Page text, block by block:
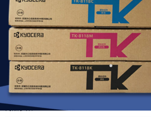
京瓷 Kyocera 墨粉 TK-8118 (原装四色一套)
￥1250.00 ￥2000.00
商品参数